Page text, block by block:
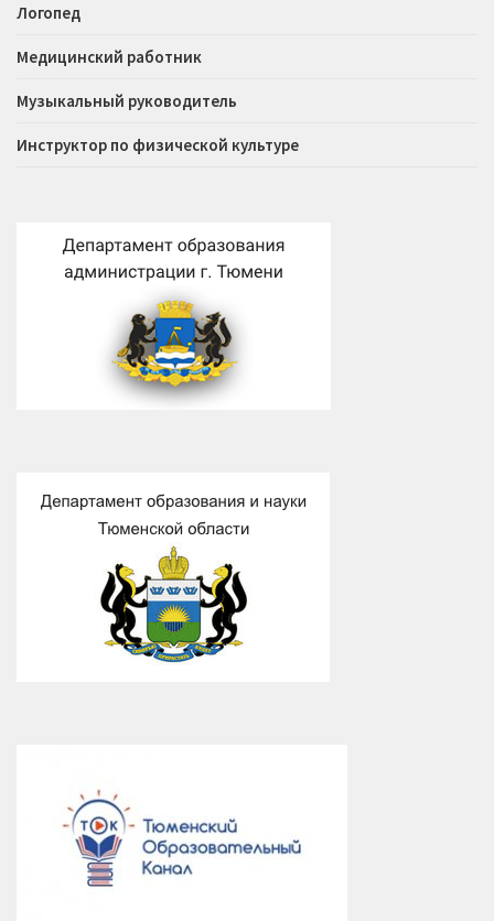
Логопед
Медицинский работник
Музыкальный руководитель
Инструктор по физической культуре